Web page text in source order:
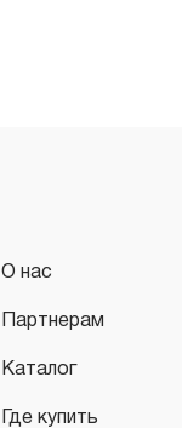
О нас
Партнерам
Каталог
Где купить